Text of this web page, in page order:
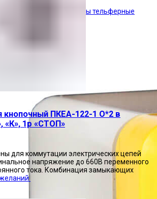
Посты тельферные
кнопочный ПКЕА-122-1 О*2 в
«К», 1р «СТОП»
для коммутации электрических цепей
напряжение до 660В переменного
тока. Комбинация замыкающих